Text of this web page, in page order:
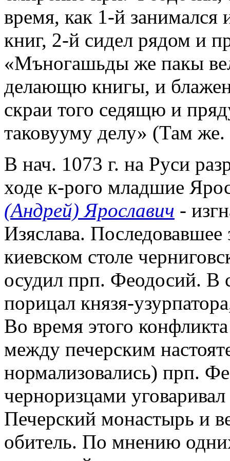
время, как 1-й занимался
книг, 2-й сидел рядом и
«Мъногашьды же пакы
делающю книгы, и
скраи того седящю и
таковууму делу» (Там
В нач. 1073 г. на Руси
ходе к-рого младшие
(Андрей) Ярославич -
Изяслава.
киевском столе
осудил прп. Феодосий. В
порицал князя-
Во время этого
между печерским
нормализовались) прп.
черноризцами
Печерский монастырь и
обитель. По мнению